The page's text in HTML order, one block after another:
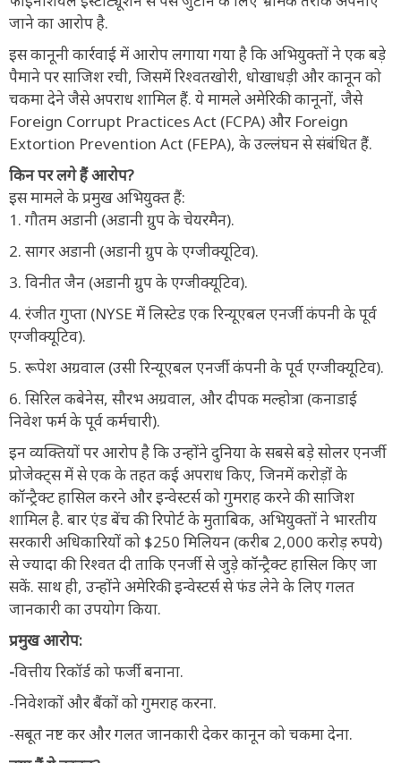
जाने का आरोप है.
इस कानूनी कार्रवाई में आरोप लगाया गया है कि अभियुक्तों ने एक बड़े
पैमाने पर साजिश रची, जिसमें रिश्वतखोरी, धोखाधड़ी और कानून को
चकमा देने जैसे अपराध शामिल हैं. ये मामले अमेरिकी कानूनों, जैसे
Foreign Corrupt Practices Act (FCPA) और Foreign
Extortion Prevention Act (FEPA), के उल्लंघन से संबंधित हैं.
किन पर लगे हैं आरोप?
इस मामले के प्रमुख अभियुक्त हैं:
1. गौतम अडानी (अडानी ग्रुप के चेयरमैन).
2. सागर अडानी (अडानी ग्रुप के एग्जीक्यूटिव).
3. विनीत जैन (अडानी ग्रुप के एग्जीक्यूटिव).
4. रंजीत गुप्ता (NYSE में लिस्टेड एक रिन्यूएबल एनर्जी कंपनी के पूर्व
एग्जीक्यूटिव).
5. रूपेश अग्रवाल (उसी रिन्यूएबल एनर्जी कंपनी के पूर्व एग्जीक्यूटिव).
6. सिरिल कबेनेस, सौरभ अग्रवाल, और दीपक मल्होत्रा (कनाडाई
निवेश फर्म के पूर्व कर्मचारी).
इन व्यक्तियों पर आरोप है कि उन्होंने दुनिया के सबसे बड़े सोलर एनर्जी
प्रोजेक्ट्स में से एक के तहत कई अपराध किए, जिनमें करोड़ों के
कॉन्ट्रैक्ट हासिल करने और इन्वेस्टर्स को गुमराह करने की साजिश
शामिल है. बार एंड बेंच की रिपोर्ट के मुताबिक, अभियुक्तों ने भारतीय
सरकारी अधिकारियों को $250 मिलियन (करीब 2,000 करोड़ रुपये)
से ज्यादा की रिश्वत दी ताकि एनर्जी से जुड़े कॉन्ट्रैक्ट हासिल किए जा
सकें. साथ ही, उन्होंने अमेरिकी इन्वेस्टर्स से फंड लेने के लिए गलत
जानकारी का उपयोग किया.
प्रमुख आरोप:
-वित्तीय रिकॉर्ड को फर्जी बनाना.
-निवेशकों और बैंकों को गुमराह करना.
-सबूत नष्ट कर और गलत जानकारी देकर कानून को चकमा देना.